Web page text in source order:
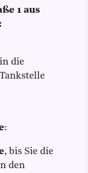
1 aus
in die
:
, bis Sie die
den